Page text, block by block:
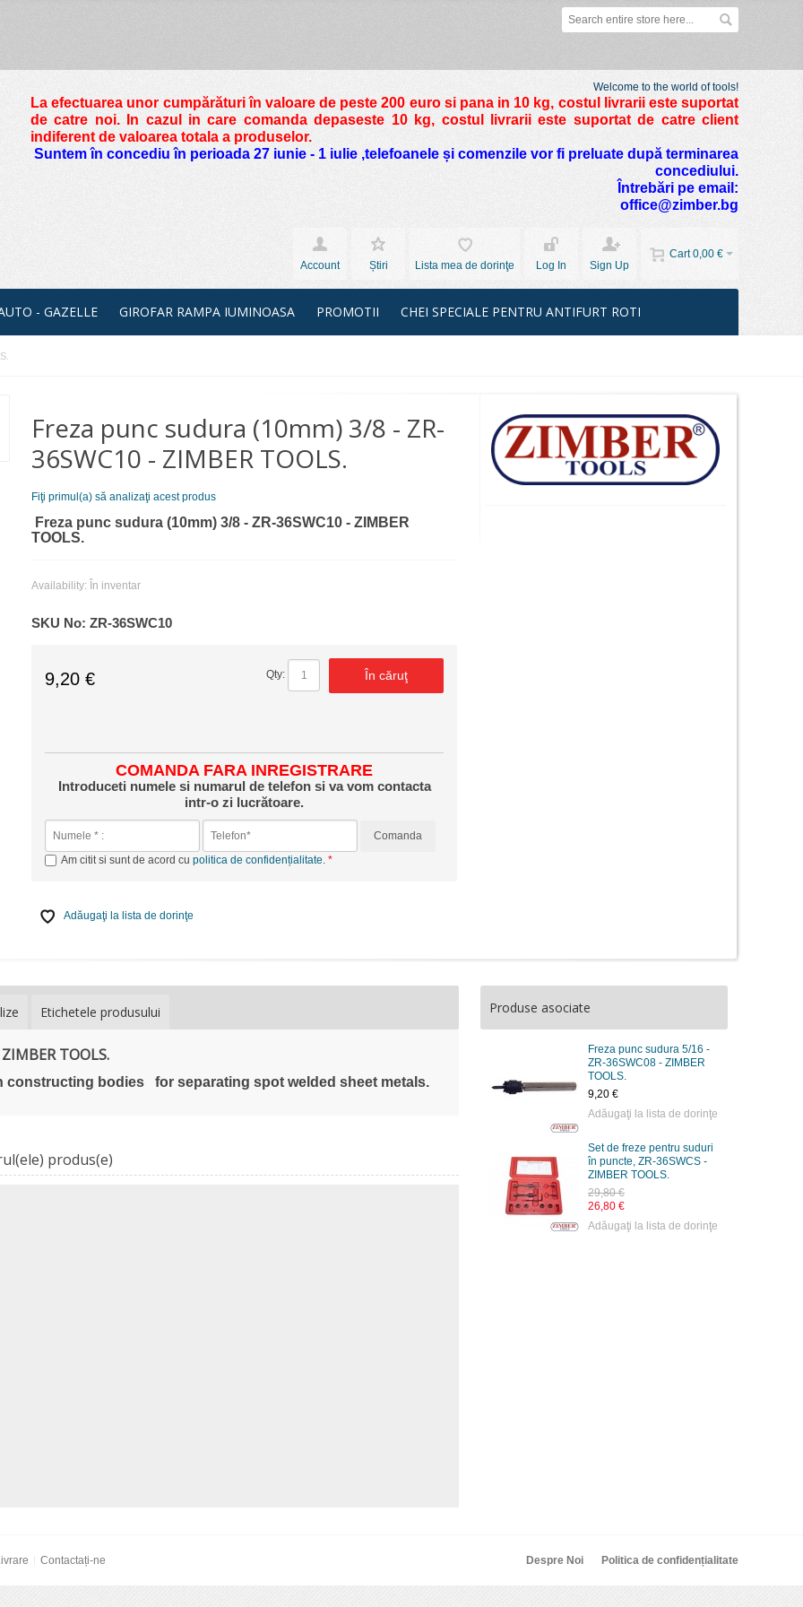
Welcome to the world of tools!
La efectuarea unor cumpărături în valoare de peste 200 euro si pana in 10 kg, costul livrarii este suportat
de catre noi. In cazul in care comanda depaseste 10 kg, costul livrarii este suportat de catre client
indiferent de valoarea totala a produselor.
Suntem în concediu în perioada 27 iunie - 1 iulie ,telefoanele și comenzile vor fi preluate după terminarea
concediului.
Întrebări pe email:
office@zimber.bg
Cart 0,00 €
Account
Știri Lista mea de dorinţe Log In Sign Up
- GAZELLE GIROFAR RAMPA IUMINOASA PROMOTII CHEI SPECIALE PENTRU ANTIFURT ROTI
Freza punc sudura (10mm) 3/8 - ZR-
36SWC10 - ZIMBER TOOLS.
Fiţi primul(a) să analizaţi acest produs
Freza punc sudura (10mm) 3/8 - ZR-36SWC10 - ZIMBER
TOOLS.
Availability: În inventar
SKU No:ZR-36SWC10
9,20 € Qty: În căruţ
COMANDA FARA INREGISTRARE
Introduceti numele si numarul de telefon si va vom contacta
intr-o zi lucrătoare.
Comanda
Am citit si sunt de acord cupolitica de confidențialitate.
Adăugaţi la lista de dorinţe
Etichetele produsului
TOOLS.
bodies for separating spot welded sheet metals.
Produse asociate
Freza punc sudura 5/16 -
ZR-36SWC08 - ZIMBER
TOOLS.
9,20 €
Adăugaţi la lista de dorinţe
Set de freze pentru suduri
în puncte, ZR-36SWCS -
ZIMBER TOOLS.
29,80 €
26,80 €
Adăugaţi la lista de dorinţe
produs(e)
Contactați-ne Despre Noi Politica de confidențialitate